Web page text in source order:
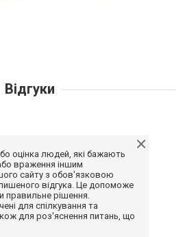
Відгуки
оцінка людей, які бажають
враження іншим
сайту з обов'язковою
відгука. Це допоможе
правильне рішення.
для спілкування та
для роз'яснення питань, що